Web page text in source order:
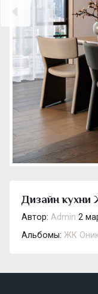
Дизайн кухни
Автор: Admin 2
Альбомы: ЖК